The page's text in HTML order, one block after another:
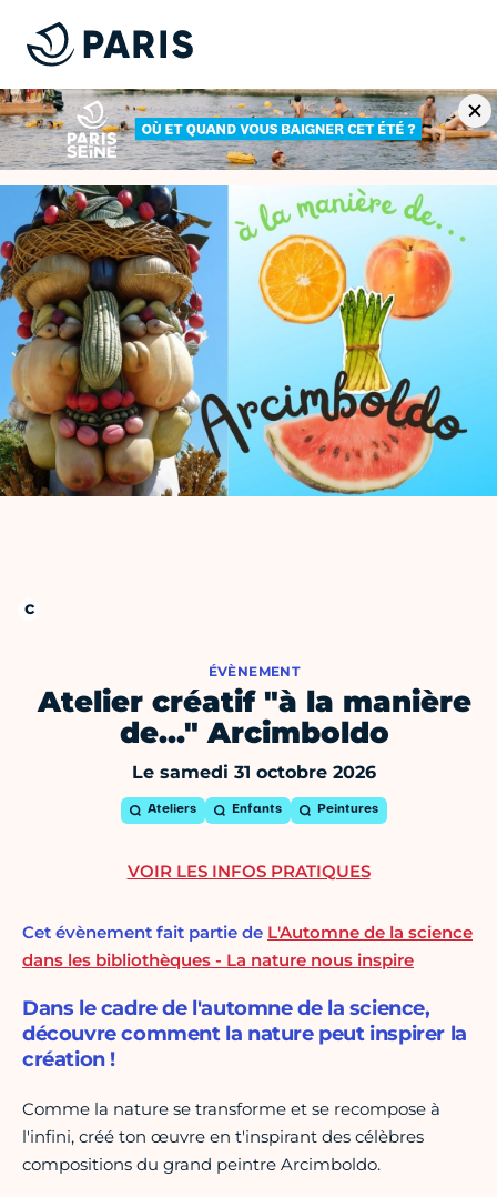
ÉVÈNEMENT
Atelier créatif "à la manière
de…" Arcimboldo
Le samedi 31 octobre 2026
Ateliers Enfants Peintures
Cet évènement fait partie de L'Automne de la science
dans les bibliothèques - La nature nous inspire
Dans le cadre de l'automne de la science,
découvre comment la nature peut inspirer la
création !
Comme la nature se transforme et se recompose à
l'infini, créé ton œuvre en t'inspirant des célèbres
compositions du grand peintre Arcimboldo.
VOIR LES INFOS PRATIQUES